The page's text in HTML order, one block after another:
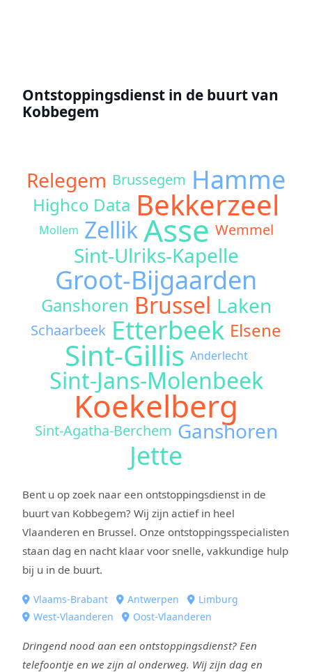
Ontstoppingsdienst in de buurt van
Kobbegem
Relegem Brussegem Hamme
Highco Data Bekkerzeel
Mollem ZellikAsse Wemmel
Sint-Ulriks-Kapelle
Groot-Bijgaarden
Ganshoren Brussel Laken
Schaarbeek Etterbeek Elsene
Sint-Gillis Anderlecht
Sint-Jans-Molenbeek
Koekelberg
Sint-Agatha-Berchem Ganshoren
Jette
Bent u op zoek naar een ontstoppingsdienst in de
buurt van Kobbegem? Wij zijn actief in heel
Vlaanderen en Brussel. Onze ontstoppingsspecialisten
staan dag en nacht klaar voor snelle, vakkundige hulp
bij u in de buurt.
Vlaams-Brabant Antwerpen
Limburg
West-Vlaanderen
Oost-Vlaanderen
Dringend nood aan een ontstoppingsdienst? Een
telefoontje en we zijn al onderweg. Wij zijn dag en